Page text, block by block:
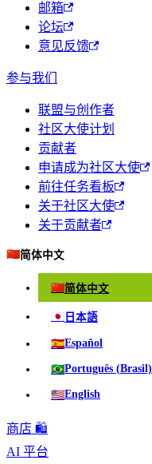
邮箱
论坛
意见反馈
参与我们
联盟与创作者
社区大使计划
贡献者
申请成为社区大使
前往任务看板
关于社区大使
关于贡献者
🇨🇳简体中文
🇨🇳简体中文
🇯🇵 日本語
🇪🇸Español
🇧🇷Português (Brasil)
🇺🇸English
商店 🛍️
AI 平台